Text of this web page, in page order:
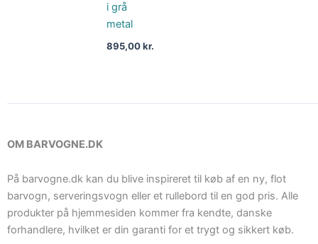
i grå
metal
895,00kr.
OM BARVOGNE.DK
På barvogne.dk kan du blive inspireret til køb af en ny, flot
barvogn, serveringsvogn eller et rullebord til en god pris. Alle
produkter på hjemmesiden kommer fra kendte, danske
forhandlere, hvilket er din garanti for et trygt og sikkert køb.